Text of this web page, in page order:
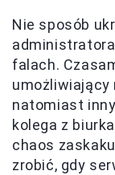
Nie sposób
falach.
umożliwiający
natomiast
kolega z
chaos
zrobić, gdy